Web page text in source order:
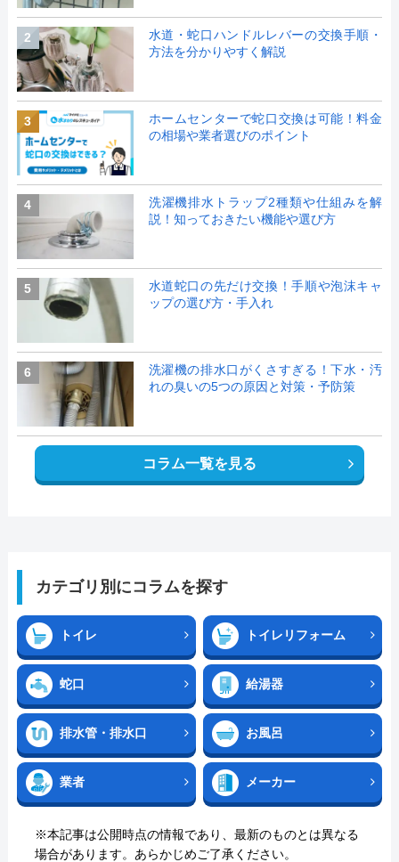
2
水道・蛇口ハンドルレバーの交換手順・
方法を分かりやすく解説
3
ホームセンターで蛇口交換は可能！料金
の相場や業者選びのポイント
4
洗濯機排水トラップ2種類や仕組みを解
説！知っておきたい機能や選び方
5
水道蛇口の先だけ交換！手順や泡沫キャ
ップの選び方・手入れ
6
洗濯機の排水口がくさすぎる！下水・汚
れの臭いの5つの原因と対策・予防策
コラム一覧を見る
カテゴリ別にコラムを探す
トイレ トイレリフォーム
蛇口 給湯器
排水管・排水口 お風呂
業者 メーカー
※本記事は公開時点の情報であり、最新のものとは異なる
場合があります。あらかじめご了承ください。